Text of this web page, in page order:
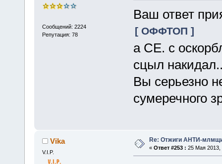
Сообщений: 2224
Репутация: 78
Ваш ответ
[ ОФФТОП ]
а СЕ. с
сцыл
Вы серьезно
сумеречного
Vika
V.I.P.
Re: Отжиги АНТИ-
« Ответ #253 : 25 Мая 2013,